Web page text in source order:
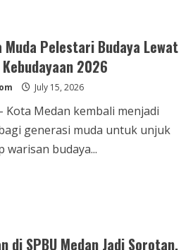
Muda Pelestari Budaya Lewat
2026
July 15, 2026
Kota Medan kembali menjadi
generasi muda untuk unjuk
warisan budaya...
di SPBU Medan Jadi Sorotan,